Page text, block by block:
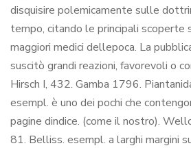
disquisire polemicamente sulle
tempo, citando le principali scoperte
maggiori medici dellepoca. La
suscitò grandi reazioni, favorevoli o
Hirsch I, 432. Gamba 1796.
esempl. è uno dei pochi che
pagine dindice. (come il nostro).
81. Belliss. esempl. a larghi margini